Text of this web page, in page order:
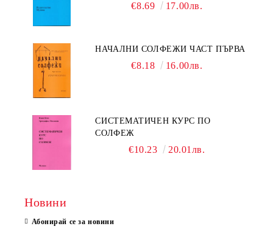
€8.69 17.00лв.
НАЧАЛНИ СОЛФЕЖИ ЧАСТ ПЪРВА
€8.18 16.00лв.
СИСТЕМАТИЧЕН КУРС ПО
СОЛФЕЖ
€10.23 20.01лв.
Новини
Абонирай се за новини